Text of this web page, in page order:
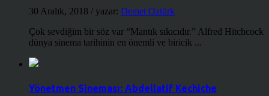
30 Aralık, 2018 / yazar: Demet Öztürk
Çok sevdiğim bir söz var “Mantık sıkıcıdır.” Alfred Hitchcock
dünya sinema tarihinin en önemli ve biricik ...
Yönetmen Sineması: Abdellatif Kechiche